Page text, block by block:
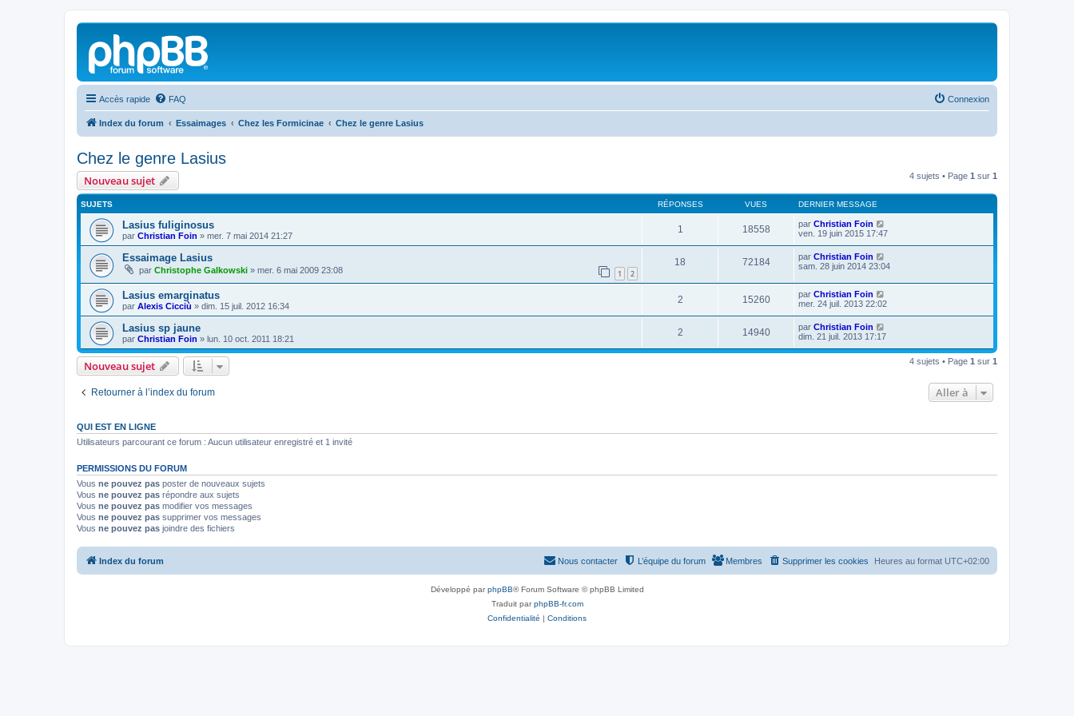
Accès rapide FAQ Connexion
Index du forum Essaimages Chez les Formicinae Chez le genre Lasius
Chez le genre Lasius
Nouveau sujet 4 sujets • Page 1 sur 1
SUJETS RÉPONSES VUES DERNIER MESSAGE
Lasius fuliginosus
par Christian Foin » mer. 7 mai 2014 21:27
1 18558 par Christian Foin
ven. 19 juin 2015 17:47
Essaimage Lasius
par Christophe Galkowski » mer. 6 mai 2009 23:08 1 2
18 72184 par Christian Foin
sam. 28 juin 2014 23:04
Lasius emarginatus
par Alexis Cicciù » dim. 15 juil. 2012 16:34
2 15260 par Christian Foin
mer. 24 juil. 2013 22:02
Lasius sp jaune
par Christian Foin » lun. 10 oct. 2011 18:21
2 14940 par Christian Foin
dim. 21 juil. 2013 17:17
Nouveau sujet 4 sujets • Page 1 sur 1
Retourner à l’index du forum Aller à
QUI EST EN LIGNE
Utilisateurs parcourant ce forum : Aucun utilisateur enregistré et 1 invité
PERMISSIONS DU FORUM
Vous ne pouvez pas poster de nouveaux sujets
Vous ne pouvez pas répondre aux sujets
Vous ne pouvez pas modifier vos messages
Vous ne pouvez pas supprimer vos messages
Vous ne pouvez pas joindre des fichiers
Index du forum Heures au format UTC+02:00
Supprimer les cookies
Membres
L’équipe du forum
Nous contacter
Développé parphpBB® Forum Software © phpBB Limited
Traduit parphpBB-fr.com
Confidentialité | Conditions